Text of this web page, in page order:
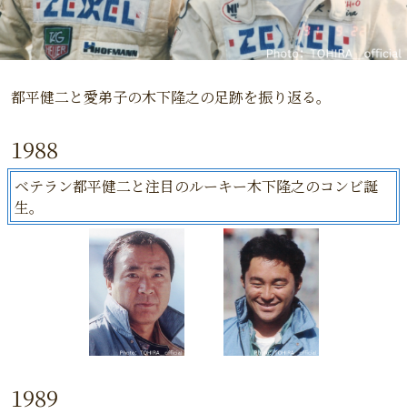
都平健二と愛弟子の木下隆之の足跡を振り返る。
1988
ベテラン都平健二と注目のルーキー木下隆之のコンビ誕
生。
1989